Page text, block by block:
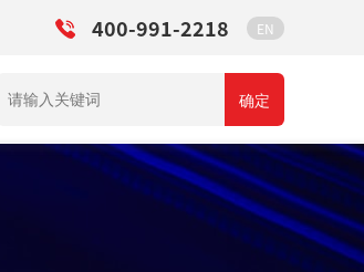
400-991-2218 EN
确定